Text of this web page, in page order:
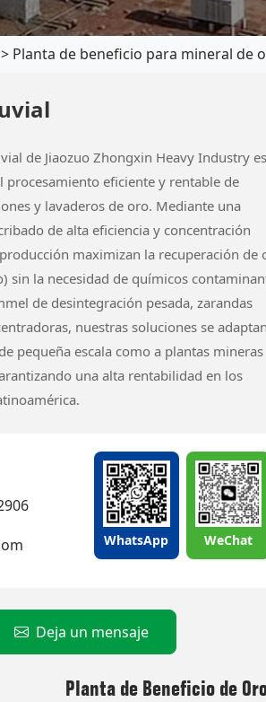
> Planta de beneficio para mineral de
de Jiaozuo Zhongxin Heavy Industry
procesamiento eficiente y rentable de
y lavaderos de oro. Mediante una
de alta eficiencia y concentración
maximizan la recuperación de
sin la necesidad de químicos
de desintegración pesada, zarandas
nuestras soluciones se adaptan
pequeña escala como a plantas mineras
una alta rentabilidad en los
WhatsApp WeChat
Deja un mensaje
Planta de Beneficio de